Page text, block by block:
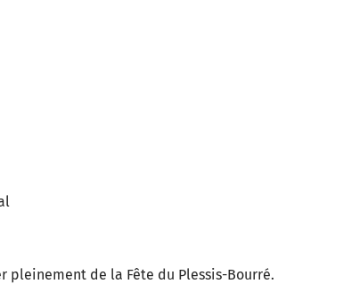
pleinement de la Fête du Plessis-Bourré.